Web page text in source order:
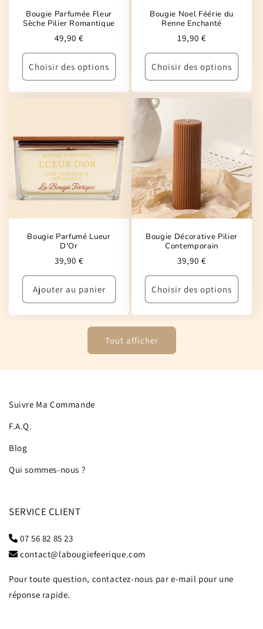
Bougie Parfumée Fleur
Sèche Pilier Romantique
Prix
habituel
49,90 €
Choisir des options
Bougie Noel Féérie du
Renne Enchanté
Prix
habituel
19,90 €
Choisir des options
Bougie Parfumé Lueur
D'Or
Prix
habituel
39,90 €
Ajouter au panier
Bougie Décorative Pilier
Contemporain
Prix
habituel
39,90 €
Choisir des options
Tout afficher
Suivre Ma Commande
F.A.Q.
Blog
Qui sommes-nous ?
SERVICE CLIENT
07 56 82 85 23
contact@labougiefeerique.com
Pour toute question, contactez-nous par e-mail pour une
réponse rapide.